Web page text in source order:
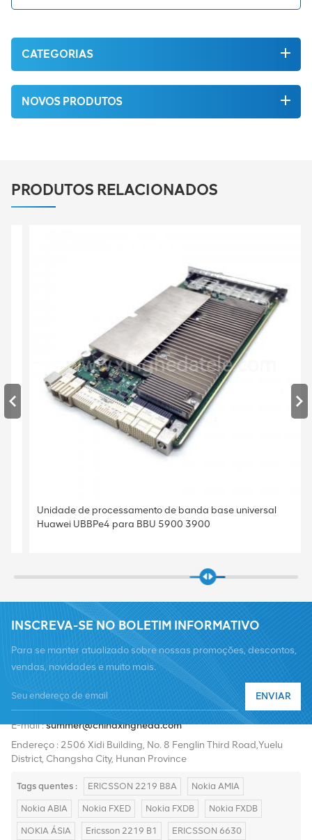
CATEGORIAS
NOVOS PRODUTOS
PRODUTOS RELACIONADOS
Unidade de processamento de banda base universal
Huawei UBBPe4 para BBU 5900 3900
INSCREVA-SE NO BOLETIM INFORMATIVO
Para se manter atualizado sobre nossas promoções, descontos,
vendas, novidades e muito mais.
ENVIAR
E-mail :summer@chinaxingheda.com
Endereço : 2506 Xidi Building, No. 8 Fenglin Third Road,Yuelu
District, Changsha City, Hunan Province
Tags quentes : ERICSSON 2219 B8A Nokia AMIA
Nokia ABIA Nokia FXED Nokia FXDB Nokia FXDB
NOKIA ÁSIA Ericsson 2219 B1 ERICSSON 6630